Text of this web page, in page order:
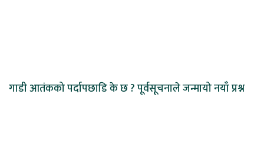
गाडी आतंकको पर्दापछाडि के छ ? पूर्वसूचनाले जन्मायो नयाँ प्रश्न